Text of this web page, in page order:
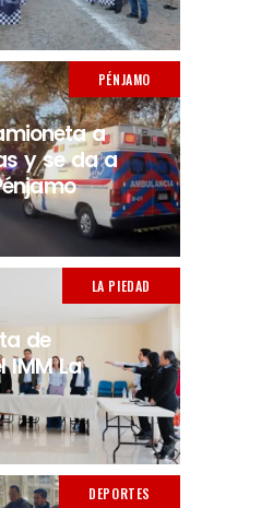
PÉNJAMO
a
y se da a
LA PIEDAD
de
IMM La
DEPORTES